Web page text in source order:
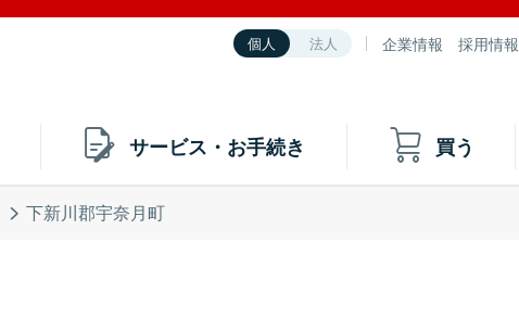
個人 法人 企業情報 採用情報
サービス・お手続き 買う
下新川郡宇奈月町